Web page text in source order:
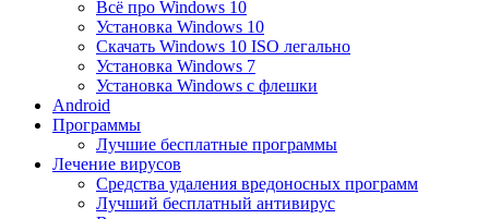
Всё про Windows 10
Установка Windows 10
Скачать Windows 10 ISO легально
Установка Windows 7
Установка Windows с флешки
Android
Программы
Лучшие бесплатные программы
Лечение вирусов
Средства удаления вредоносных программ
Лучший бесплатный антивирус